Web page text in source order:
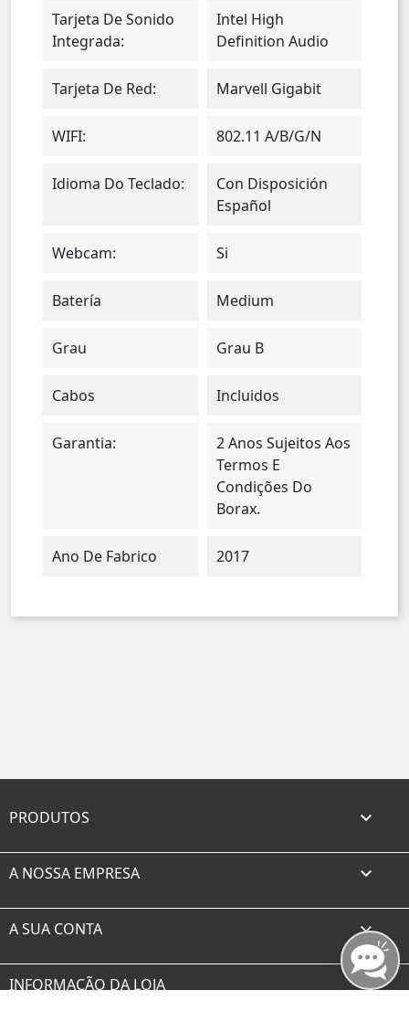
Tarjeta De Sonido
Integrada:
Intel High
Definition Audio
Tarjeta De Red: Marvell Gigabit
WIFI: 802.11 A/b/g/n
Idioma Do Teclado:
Con Disposición
Español
Webcam: Si
Batería Medium
Grau Grau B
Cabos Incluidos
Garantia:
2 Anos Sujeitos Aos
Termos E
Condições Do
Borax.
Ano De Fabrico 2017
PRODUTOS 
A NOSSA EMPRESA 
A SUA CONTA 
INFORMAÇÃO DA LOJA